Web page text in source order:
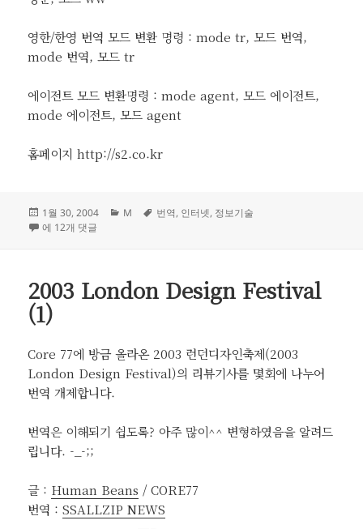
영한/한영 번역 모드 변환 명령 : mode tr, 모드 번역,
mode 번역, 모드 tr
에이전트 모드 변환명령 : mode agent, 모드 에이전트,
mode 에이전트, 모드 agent
홈페이지 http://s2.co.kr
작
성
1월 30, 2004
카
M
태
번역, 인터넷, 정보기술
다들 알고있는건가? MSN 통합사전
에 12개 댓글
2003 London Design Festival
(1)
Core 77에 방금 올라온 2003 런던디자인축제(2003
London Design Festival)의 리뷰기사를 몇회에 나누어
번역 개제합니다.
번역은 이해되기 쉽도록? 아주 많이^^ 변형하였음을 알려드
립니다. -_-;;
글 : Human Beans / CORE77
번역 :SSALLZIP NEWS